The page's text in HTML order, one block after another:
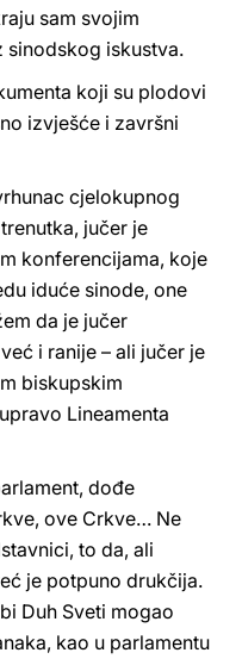
sam svojim
sinodskog iskustva.
koji su plodovi
izvješće i završni
cjelokupnog
jučer je
konferencijama, koje
iduće sinode, one
da je jučer
i ranije – ali jučer je
biskupskim
Lineamenta
dođe
ove Crkve… Ne
to da, ali
je potpuno drukčija.
Duh Sveti mogao
kao u parlamentu